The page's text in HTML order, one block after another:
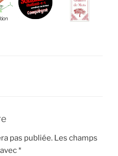
pas publiée. Les champs
*